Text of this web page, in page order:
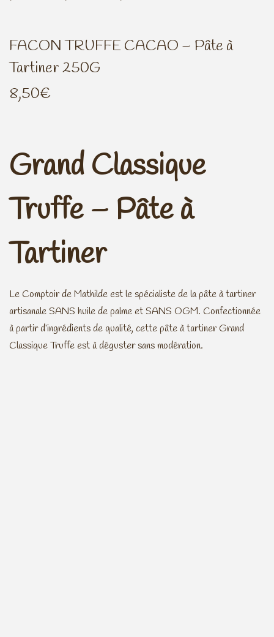
v
n
t
FACON TRUFFE CACAO – Pâte à
Tartiner 250G
8,50€
Grand Classique
Truffe – Pâte à
Tartiner
Le Comptoir de Mathilde est le spécialiste de la pâte à tartiner
artisanale SANS huile de palme et SANS OGM. Confectionnée
à partir d’ingrédients de qualité, cette pâte à tartiner Grand
Classique Truffe est à déguster sans modération.